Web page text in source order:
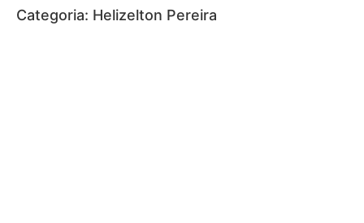
Categoria: Helizelton Pereira